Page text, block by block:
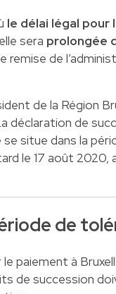
le délai légal pour
elle sera prolongée
remise de
de la Région
déclaration de
situe dans la
le 17 août 2020,
de
le paiement à
de succession